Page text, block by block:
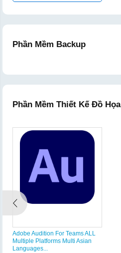
Phần Mềm Backup
Phần Mềm Thiết Kế Đồ Họa
Adobe Audition For Teams ALL
Multiple Platforms Multi Asian
Languages...